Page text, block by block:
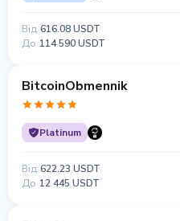
Від 616.08 USDT
До 114 590 USDT
BitcoinObmennik
Platinum
Від 622.23 USDT
До 12 445 USDT